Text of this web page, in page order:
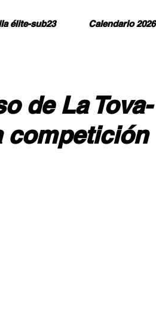
élite-sub23 Calendario 2026
de La Tova-
competición